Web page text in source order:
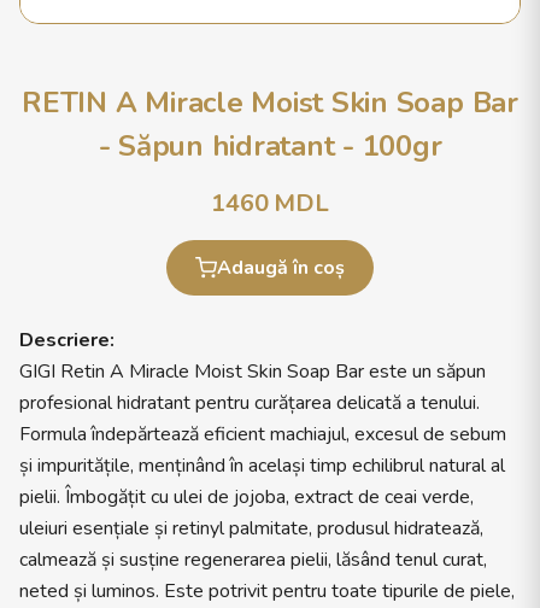
RETIN A Miracle Moist Skin Soap Bar
- Săpun hidratant - 100gr
1460MDL
Adaugă în coș
Descriere:
GIGI Retin A Miracle Moist Skin Soap Bar este un săpun
profesional hidratant pentru curățarea delicată a tenului.
Formula îndepărtează eficient machiajul, excesul de sebum
și impuritățile, menținând în același timp echilibrul natural al
pielii. Îmbogățit cu ulei de jojoba, extract de ceai verde,
uleiuri esențiale și retinyl palmitate, produsul hidratează,
calmează și susține regenerarea pielii, lăsând tenul curat,
neted și luminos. Este potrivit pentru toate tipurile de piele,